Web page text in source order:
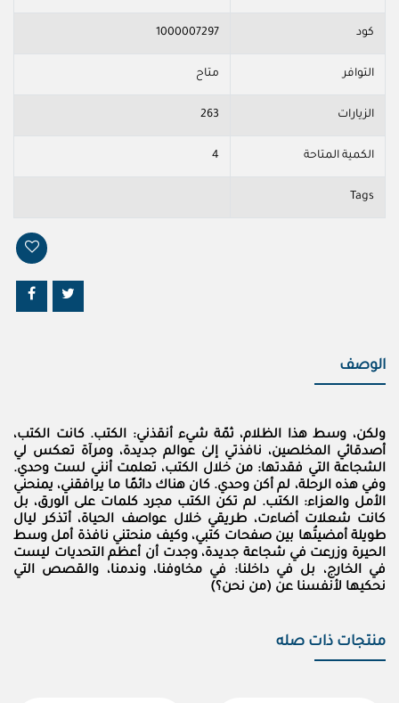
كود 1000007297
التوافر متاح
الزيارات 263
الكمية المتاحة 4
Tags
الوصف
ولكن، وسط هذا الظلام، ثمّة شيء أنقذني: الكتب. كانت الكتب،
أصدقائي المخلصين، نافذتي إلىٰ عوالم جديدة، ومرآة تعكس لي
الشجاعة التي فقدتها: من خلال الكتب، تعلمت أنني لست وحدي.
وفي هذه الرحلة، لم أكن وحدي. كان هناك دائمًا ما يرافقني، يمنحني
الأمل والعزاء: الكتب. لم تكن الكتب مجرد كلمات على الورق، بل
كانت شعلات أضاءت، طريقي خلال عواصف الحياة، أتذكر ليال
طويلة أمضيتُها بين صفحات كتبي، وكيف منحتني نافذة أمل وسط
الحيرة وزرعت في شجاعة جديدة، وجدت أن أعظم التحديات ليست
في الخارج، بل في داخلنا: في مخاوفنا، وندمنا، والقصص التي
نحكيها لأنفسنا عن (من نحن؟)
منتجات ذات صله